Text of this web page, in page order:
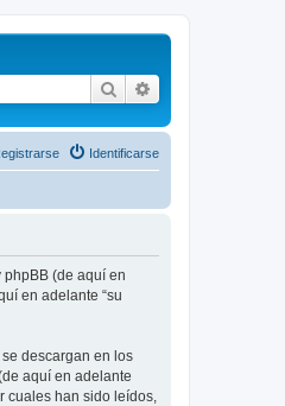
Buscar
Identificarse
phpBB (de aquí en
en adelante “su
descargan en los
aquí en adelante
cuales han sido leídos,